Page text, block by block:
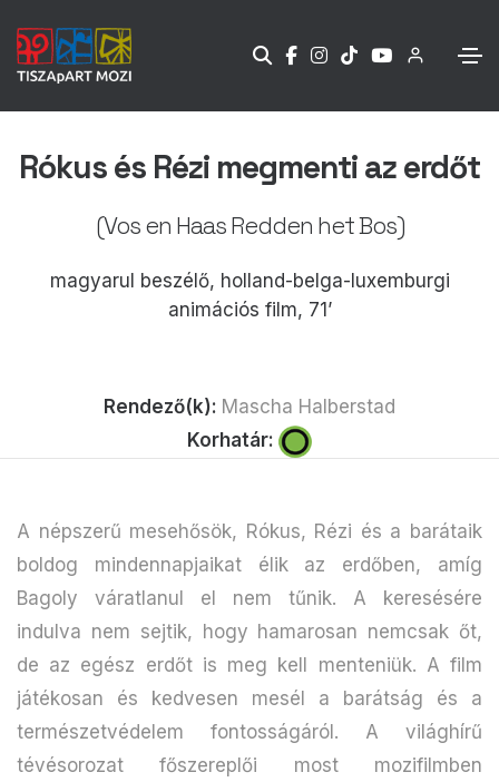
Rókus és Rézi megmenti az erdőt
(Vos en Haas Redden het Bos)
magyarul beszélő, holland-belga-luxemburgi
animációs film, 71’
Rendező(k): Mascha Halberstad
Korhatár:
A népszerű mesehősök, Rókus, Rézi és a barátaik
boldog mindennapjaikat élik az erdőben, amíg
Bagoly váratlanul el nem tűnik. A keresésére
indulva nem sejtik, hogy hamarosan nemcsak őt,
de az egész erdőt is meg kell menteniük. A film
játékosan és kedvesen mesél a barátság és a
természetvédelem fontosságáról. A világhírű
tévésorozat főszereplői most mozifilmben